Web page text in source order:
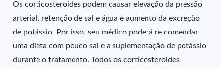
Os corticosteroides podem causar elevação da pressão
arterial, retenção de sal e água e aumento da excreção
de potássio. Por isso, seu médico poderá re comendar
uma dieta com pouco sal e a suplementação de potássio
durante o tratamento. Todos os corticosteroides